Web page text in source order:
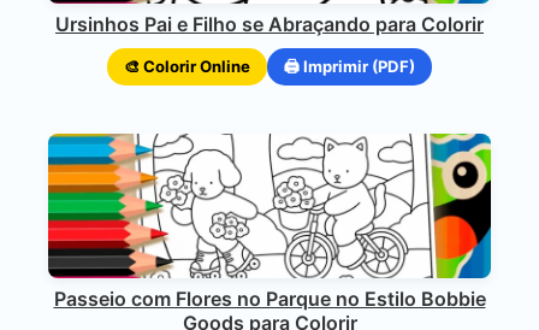
Ursinhos Pai e Filho se Abraçando para Colorir
🎨 Colorir Online 🖨️ Imprimir (PDF)
Passeio com Flores no Parque no Estilo Bobbie
Goods para Colorir